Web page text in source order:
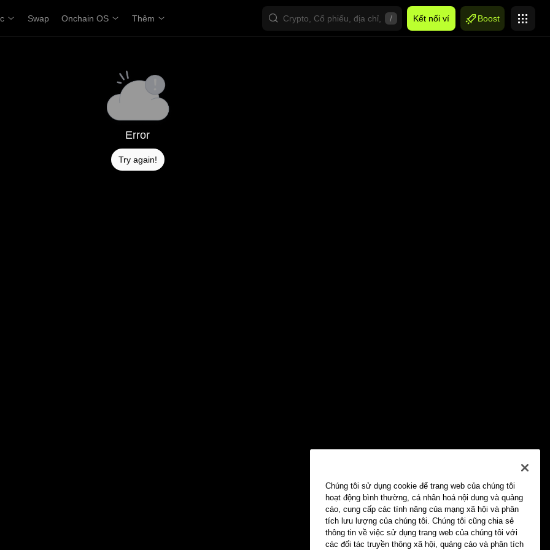
Swap Onchain OS Thêm / Kết nối ví Boost
Error
Try again!
Chúng tôi sử dụng cookie để trang web của chúng tôi
hoạt động bình thường, cá nhân hoá nội dung và quảng
cáo, cung cấp các tính năng của mạng xã hội và phân
tích lưu lượng của chúng tôi. Chúng tôi cũng chia sẻ
thông tin về việc sử dụng trang web của chúng tôi với
các đối tác truyền thông xã hội, quảng cáo và phân tích